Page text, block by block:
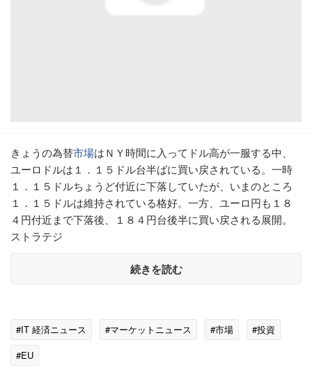
きょうの為替市場はＮＹ時間に入ってドル高が一服する中、
ユーロドルは１．１５ドル台半ばに買い戻されている。一時
１．１５ドルちょうど付近に下落していたが、いまのところ
１．１５ドルは維持されている格好。一方、ユーロ円も１８
４円付近まで下落後、１８４円台後半に買い戻される展開。
ストラテジ
続きを読む
#IT 経済ニュース #マーケットニュース #市場
#投資
#EU